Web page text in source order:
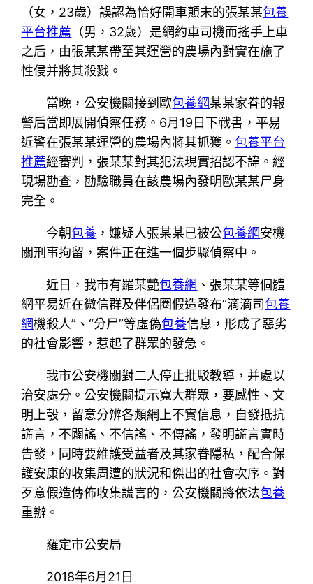
（女，23歲）誤認為恰好開車顛末的張某某包養
平台推薦 （男，32歲）是網約車司機而搖手上車
之后，由張某某帶至其運營的農場內對實在施了
性侵并將其殺戮。
當晚，公安機關接到歐包養網某某家眷的報
警后當即展開偵察任務。6月19日下戰書，平易
近警在張某某運營的農場內將其抓獲。包養平台
推薦經審判，張某某對其犯法現實招認不諱。經
現場勘查，勘驗職員在該農場內發明歐某某尸身
完全。
今朝包養 ，嫌疑人張某某已被公包養網安機
關刑事拘留，案件正在進一個步驟偵察中。
近日，我市有羅某艷包養網 、張某某等個體
網平易近在微信群及伴侶圈假造發布“滴滴司包養
網機殺人”、“分尸”等虛偽包養信息，形成了惡劣
的社會影響，惹起了群眾的發急。
我市公安機關對二人停止批駁教導，并處以
治安處分。公安機關提示寬大群眾，要感性、文
明上彀，留意分辨各類網上不實信息，自發抵抗
謊言，不闢謠、不信謠、不傳謠，發明謊言實時
告發，同時要維護受益者及其家眷隱私，配合保
護安康的收集周遭的狀況和傑出的社會次序。對
歹意假造傳佈收集謊言的，公安機關將依法包養
重辦。
羅定市公安局
2018年6月21日